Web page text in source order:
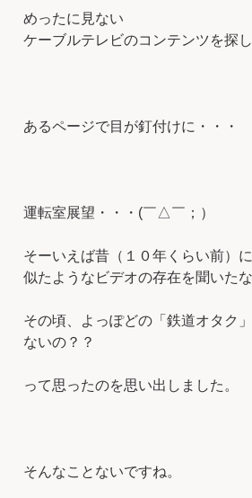
めったに見ない
ケーブルテレビのコンテンツを探し
あるページで目が釘付けに・・・
運転室展望・・・(￣△￣；）
そーいえば昔（１０年くらい前）
似たようなビデオの存在を聞いたな
その頃、よっぽどの「鉄道オタク
ないの？？
って思ったのを思い出しました。
そんなことないですね。